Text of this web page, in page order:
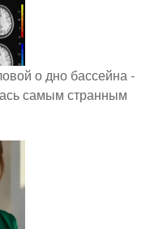
о дно бассейна -
самым странным